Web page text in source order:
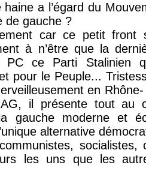
a l’égard du
de gauche ?
car ce petit front
à n’être que la
PC ce Parti Stalinien
pour le Peuple...
en
il présente tout au
gauche moderne et
alternative
socialistes,
les uns que les